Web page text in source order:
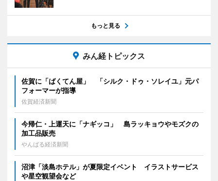
もっと見る
みん経トピックス
佐賀に「ばくてん屋」 「シルク・ドゥ・ソレイユ」元パ
フォーマーが指導
佐賀経済新聞
今帰仁・上運天に「ナギッコ」 島ラッキョウやモズクの
加工品販売
やんばる経済新聞
沼津「淡島ホテル」が夏限定イベント イラストサービス
や星空観望会など